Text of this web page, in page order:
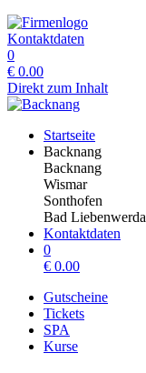
Kontaktdaten
0
€ 0.00
Direkt zum Inhalt
Startseite
Backnang
Backnang
Wismar
Sonthofen
Bad Liebenwerda
Kontaktdaten
0
€ 0.00
Gutscheine
Tickets
SPA
Kurse